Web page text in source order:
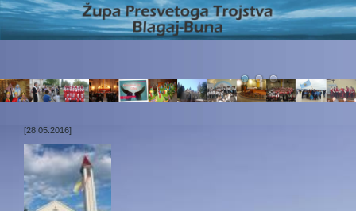
[28.05.2016]